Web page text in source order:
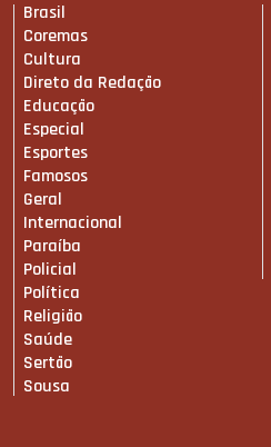
Brasil
Coremas
Cultura
Direto da Redação
Educação
Especial
Esportes
Famosos
Geral
Internacional
Paraíba
Policial
Política
Religião
Saúde
Sertão
Sousa